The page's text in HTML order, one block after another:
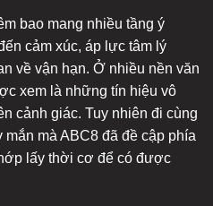
bao mang nhiều tầng ý
cảm xúc, áp lực tâm lý
về vận hạn. Ở nhiều nền văn
xem là những tín hiệu vô
cảnh giác. Tuy nhiên đi cùng
mà ABC8 đã đề cập phía
lấy thời cơ để có được